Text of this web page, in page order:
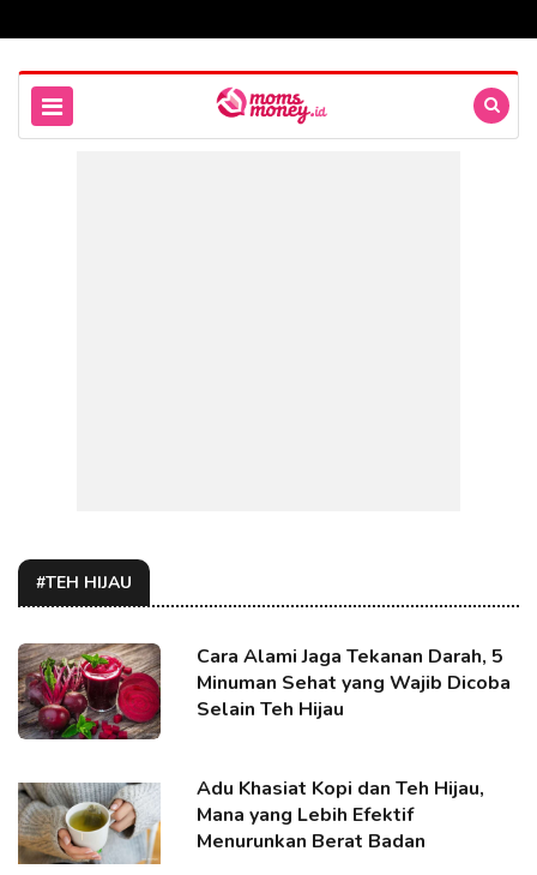
#TEH HIJAU
Cara Alami Jaga Tekanan Darah, 5
Minuman Sehat yang Wajib Dicoba
Selain Teh Hijau
Adu Khasiat Kopi dan Teh Hijau,
Mana yang Lebih Efektif
Menurunkan Berat Badan